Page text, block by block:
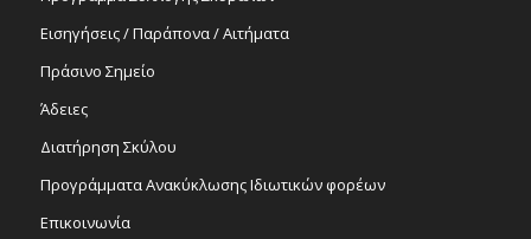
Εισηγήσεις / Παράπονα / Αιτήματα
Πράσινο Σημείο
Άδειες
Διατήρηση Σκύλου
Προγράμματα Ανακύκλωσης Ιδιωτικών φορέων
Επικοινωνία